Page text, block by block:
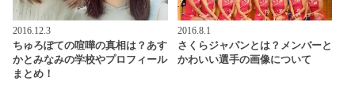
2016.12.3
ちゅろぽての喧嘩の真相は？あす
かとみなみの学校やプロフィール
まとめ！
2016.8.1
さくらジャパンとは？メンバーと
かわいい選手の画像について